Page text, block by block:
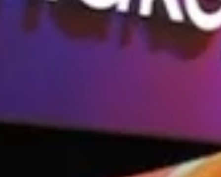
przyniesie przede wszystkim interfejs
, nowy interfejs paska powiadomień
i blokady ekranu.
android sony Xperia Z Ultra
Klaudiusz Skowron
Uczeń technikum informatycznego, którego najbardziej
kręcą urządzenia mobilne. Lubi różne gadżety.